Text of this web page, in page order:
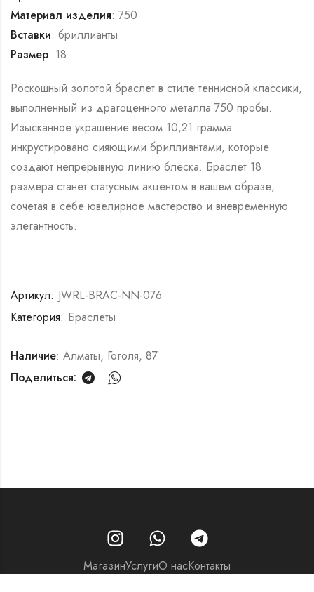
Материал изделия: 750
Вставки: бриллианты
Размер: 18
Роскошный золотой браслет в стиле теннисной классики,
выполненный из драгоценного металла 750 пробы.
Изысканное украшение весом 10,21 грамма
инкрустировано сияющими бриллиантами, которые
создают непрерывную линию блеска. Браслет 18
размера станет статусным акцентом в вашем образе,
сочетая в себе ювелирное мастерство и вневременную
элегантность.
Артикул: JWRL-BRAC-NN-076
Категория: Браслеты
Наличие: Алматы, Гоголя, 87
Поделиться:
МагазинУслугиО насКонтакты